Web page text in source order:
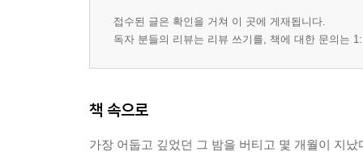
접수된 글은 확인을 거쳐 이 곳에 게재됩니다.
독자 분들의 리뷰는 리뷰 쓰기를, 책에 대한 문의는
책 속으로
가장 어둡고 깊었던 그 밤을 버티고 몇 개월이 지